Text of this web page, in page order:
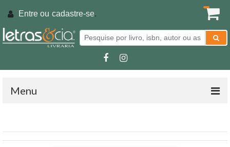
Entre ou cadastre-se.
Menu